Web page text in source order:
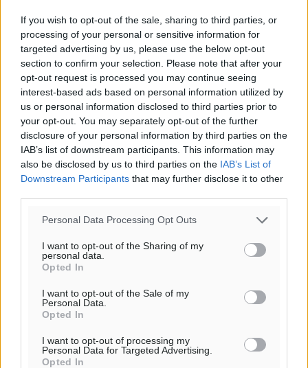
If you wish to opt-out of the sale, sharing to third parties, or
processing of your personal or sensitive information for
targeted advertising by us, please use the below opt-out
section to confirm your selection. Please note that after your
opt-out request is processed you may continue seeing
interest-based ads based on personal information utilized by
us or personal information disclosed to third parties prior to
your opt-out. You may separately opt-out of the further
disclosure of your personal information by third parties on the
IAB’s list of downstream participants. This information may
also be disclosed by us to third parties on the IAB’s List of
Downstream Participants that may further disclose it to other
Personal Data Processing Opt Outs
I want to opt-out of the Sharing of my
personal data.
Opted In
I want to opt-out of the Sale of my
Personal Data.
Opted In
I want to opt-out of processing my
Personal Data for Targeted Advertising.
Opted In
13 km/h
Δ-ΒΔ
27°/28°
06:17
20:08
πρόγνωση:
33°
ΠΑ
28°
ΣΑ